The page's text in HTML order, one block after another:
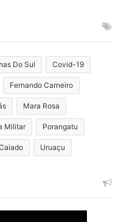
Do Sul Covid-19
Fernando Carneiro
Mara Rosa
Militar Porangatu
Uruaçu